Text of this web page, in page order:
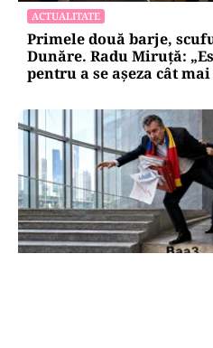
ACTUALITATE
Primele două barje,
Dunăre. Radu Miruță:
pentru a se așeza cât